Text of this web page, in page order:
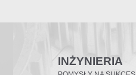
INŻYNIERIA